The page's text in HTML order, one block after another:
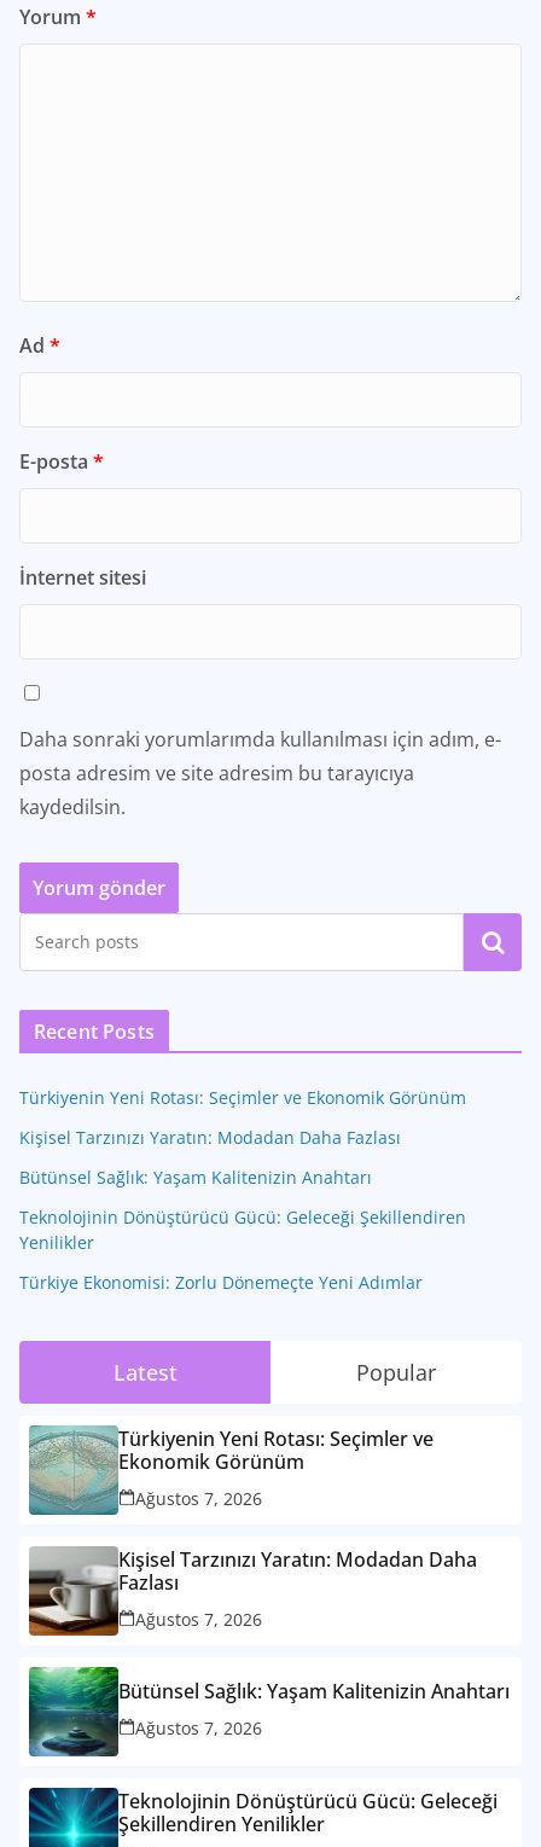
Yorum *
Ad *
E-posta *
İnternet sitesi
Daha sonraki yorumlarımda kullanılması için adım, e-
posta adresim ve site adresim bu tarayıcıya
kaydedilsin.
Ara
Recent Posts
Türkiyenin Yeni Rotası: Seçimler ve Ekonomik Görünüm
Kişisel Tarzınızı Yaratın: Modadan Daha Fazlası
Bütünsel Sağlık: Yaşam Kalitenizin Anahtarı
Teknolojinin Dönüştürücü Gücü: Geleceği Şekillendiren
Yenilikler
Türkiye Ekonomisi: Zorlu Dönemeçte Yeni Adımlar
Latest Popular
Türkiyenin Yeni Rotası: Seçimler ve
Ekonomik Görünüm
Ağustos 7, 2026
Kişisel Tarzınızı Yaratın: Modadan Daha
Fazlası
Ağustos 7, 2026
Bütünsel Sağlık: Yaşam Kalitenizin Anahtarı
Ağustos 7, 2026
Teknolojinin Dönüştürücü Gücü: Geleceği
Şekillendiren Yenilikler